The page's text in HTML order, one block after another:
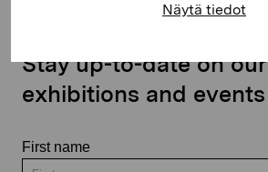
Näytä tiedot
Stay up-to-date on our
exhibitions and events
First name